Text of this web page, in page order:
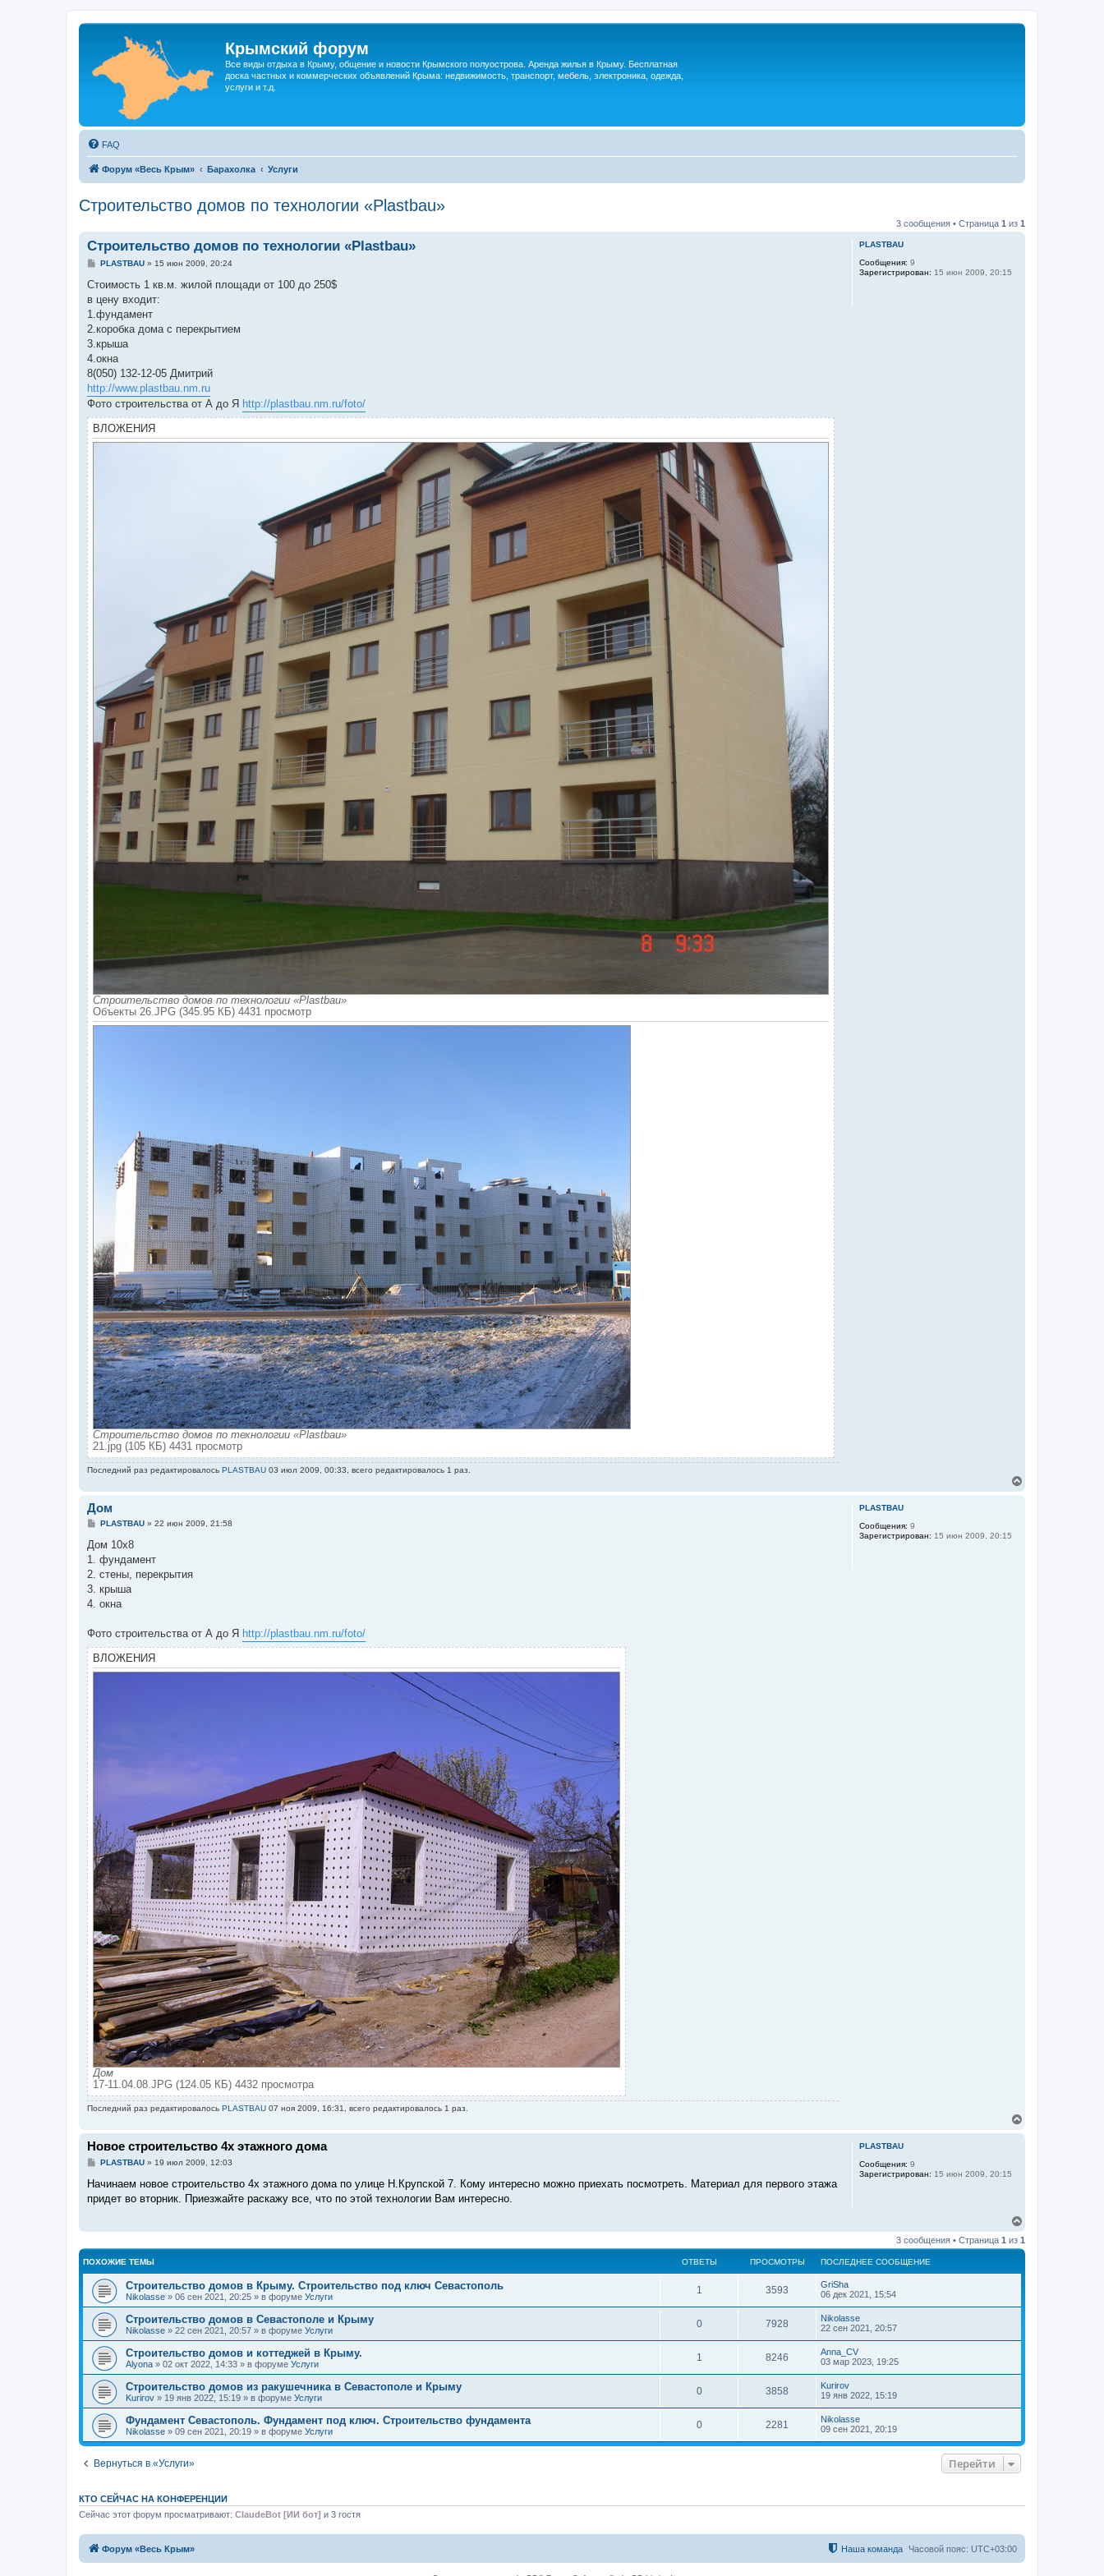
Крымский форум
Все виды отдыха в Крыму, общение и новости Крымского полуострова. Аренда жилья в Крыму. Бесплатная
доска частных и коммерческих объявлений Крыма: недвижимость, транспорт, мебель, электроника, одежда,
услуги и т.д.
FAQ
Форум «Весь Крым» Барахолка Услуги
Строительство домов по технологии «Plastbau»
3 сообщения • Страница 1 из 1
PLASTBAU
Сообщения: 9
Зарегистрирован: 15 июн 2009, 20:15
Строительство домов по технологии «Plastbau»
С
о
щ
е
н
и
е
PLASTBAU» 15 июн 2009, 20:24
Стоимость 1 кв.м. жилой площади от 100 до 250$
в цену входит:
1.фундамент
2.коробка дома с перекрытием
3.крыша
4.окна
8(050) 132-12-05 Дмитрий
http://www.plastbau.nm.ru
Фото строительства от А до Я http://plastbau.nm.ru/foto/
ВЛОЖЕНИЯ
Строительство домов по технологии «Plastbau»
Объекты 26.JPG (345.95 КБ) 4431 просмотр
Строительство домов по технологии «Plastbau»
21.jpg (105 КБ) 4431 просмотр
Последний раз редактировалось PLASTBAU 03 июл 2009, 00:33, всего редактировалось 1 раз.
PLASTBAU
Сообщения: 9
Зарегистрирован: 15 июн 2009, 20:15
Дом
С
о
щ
е
и
е
PLASTBAU» 22 июн 2009, 21:58
Дом 10х8
1. фундамент
2. стены, перекрытия
3. крыша
4. окна
Фото строительства от А до Я http://plastbau.nm.ru/foto/
ВЛОЖЕНИЯ
Дом
17-11.04.08.JPG (124.05 КБ) 4432 просмотра
Последний раз редактировалось PLASTBAU 07 ноя 2009, 16:31, всего редактировалось 1 раз.
а
ч
PLASTBAU
Сообщения: 9
Зарегистрирован: 15 июн 2009, 20:15
Новое строительство 4х этажного дома
С
о
щ
и
PLASTBAU» 19 июл 2009, 12:03
Начинаем новое строительство 4х этажного дома по улице Н.Крупской 7. Кому интересно можно приехать посмотреть. Материал для первого этажа
придет во вторник. Приезжайте раскажу все, что по этой технологии Вам интересно.
р
н
3 сообщения • Страница 1 из 1
ПОХОЖИЕ ТЕМЫ ОТВЕТЫ ПРОСМОТРЫ ПОСЛЕДНЕЕ СООБЩЕНИЕ
Строительство домов в Крыму. Строительство под ключ Севастополь
Nikolasse » 06 сен 2021, 20:25 » в форуме Услуги
1 3593
GriSha
06 дек 2021, 15:54
Строительство домов в Севастополе и Крыму
Nikolasse » 22 сен 2021, 20:57 » в форуме Услуги
0 7928
Nikolasse
22 сен 2021, 20:57
Строительство домов и коттеджей в Крыму.
Alyona » 02 окт 2022, 14:33 » в форуме Услуги
1 8246
Anna_CV
03 мар 2023, 19:25
Строительство домов из ракушечника в Севастополе и Крыму
Kurirov » 19 янв 2022, 15:19 » в форуме Услуги
0 3858
Kurirov
19 янв 2022, 15:19
Фундамент Севастополь. Фундамент под ключ. Строительство фундамента
Nikolasse » 09 сен 2021, 20:19 » в форуме Услуги
0 2281
Nikolasse
09 сен 2021, 20:19
Вернуться в «Услуги» Перейти
КТО СЕЙЧАС НА КОНФЕРЕНЦИИ
Сейчас этот форум просматривают: ClaudeBot [ИИ бот] и 3 гостя
Форум «Весь Крым» Часовой пояс: UTC+03:00
Наша команда